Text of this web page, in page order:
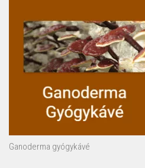
Ganoderma gyógykávé